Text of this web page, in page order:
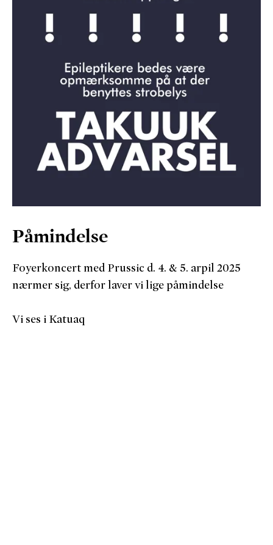
Påmindelse
Foyerkoncert med Prussic d. 4. & 5. arpil 2025
nærmer sig, derfor laver vi lige påmindelse
Vi ses i Katuaq